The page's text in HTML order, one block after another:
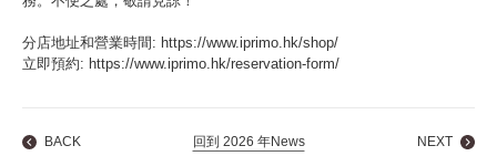
分店地址和營業時間: https://www.iprimo.hk/shop/
立即預約: https://www.iprimo.hk/reservation-form/
BACK 回到 2026 年News NEXT